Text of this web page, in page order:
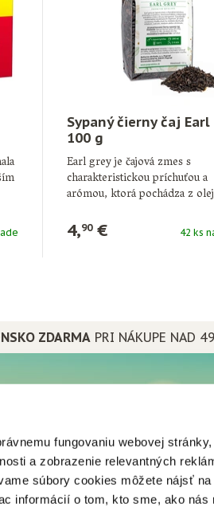
fungovaniu webovej
a zobrazenie relevantných
súbory cookies môžete nájsť
informácií o tom, kto sme, ako nás
Sypaný čierny čaj
100 g
Earl grey je čajová zmes s
charakteristickou príchuťou a
arómou, ktorá pochádza z
4,90€ 42 ks
ZDARMAPRI NÁKUPE NAD
Mistral tea
Popradská káva
Popradské